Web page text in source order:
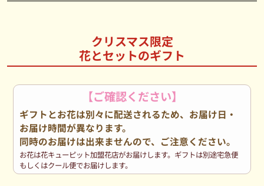
クリスマス限定
花とセットのギフト
【ご確認ください】
ギフトとお花は別々に配送されるため、お届け日・
お届け時間が異なります。
同時のお届けは出来ませんので、ご注意ください。
お花は花キューピット加盟花店がお届けします。ギフトは別途宅急便
もしくはクール便でお届けします。